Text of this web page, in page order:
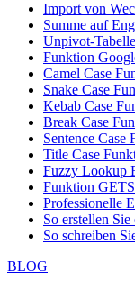
Import von
Summe auf
Unpivot-
Funktion
Camel Case
Snake Case
Kebab Case
Break Case
Sentence Case
Title Case
Fuzzy Lookup
Funktion
Professionelle
So erstellen
So schreiben
BLOG